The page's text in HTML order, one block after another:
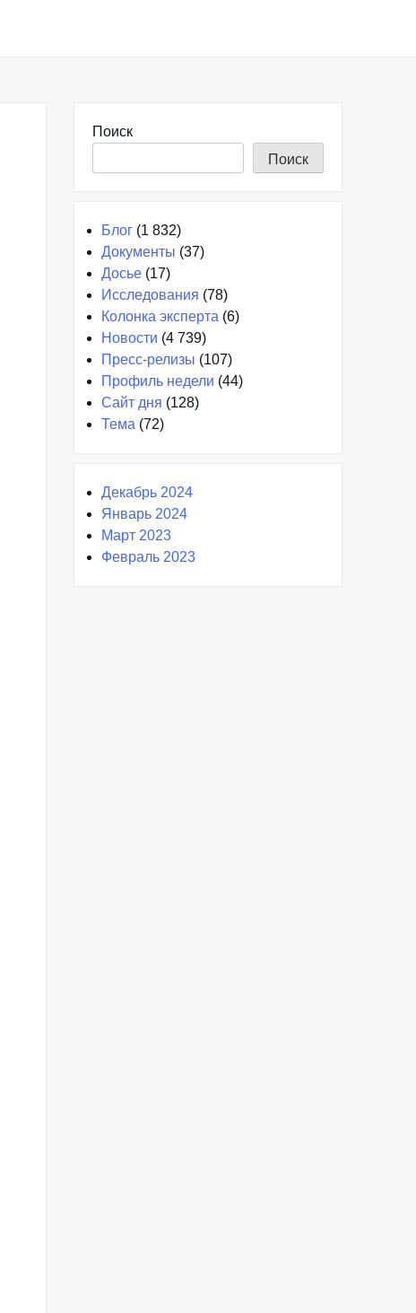
Поиск
Поиск
Блог (1 832)
Документы (37)
Досье (17)
Исследования (78)
Колонка эксперта (6)
Новости (4 739)
Пресс-релизы (107)
Профиль недели (44)
Сайт дня (128)
Тема (72)
Декабрь 2024
Январь 2024
Март 2023
Февраль 2023